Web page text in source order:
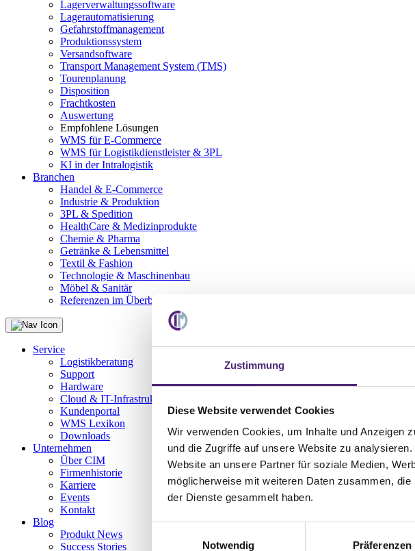
Zustimmung
Diese Website verwendet Cookies
Wir verwenden Cookies, um Inhalte und Anzeigen
und die Zugriffe auf unsere Website zu
Website an unsere Partner für soziale Medien,
möglicherweise mit weiteren Daten zusammen,
der Dienste gesammelt haben.
Notwendig
Präferenzen
Lagerverwaltungssoftware
Lagerautomatisierung
Gefahrstoffmanagement
Produktionssystem
Versandsoftware
Transport Management System (TMS)
Tourenplanung
Disposition
Frachtkosten
Auswertung
Empfohlene Lösungen
WMS für E-Commerce
WMS für Logistikdienstleister & 3PL
KI in der Intralogistik
Branchen
Handel & E-Commerce
Industrie & Produktion
3PL & Spedition
HealthCare & Medizinprodukte
Chemie & Pharma
Getränke & Lebensmittel
Textil & Fashion
Technologie & Maschinenbau
Möbel & Sanitär
Referenzen im Überblick
Service
Logistikberatung
Support
Hardware
Cloud & IT-Infrastruktur
Kundenportal
WMS Lexikon
Downloads
Unternehmen
Über CIM
Firmenhistorie
Karriere
Events
Kontakt
Blog
Produkt News
Success Stories